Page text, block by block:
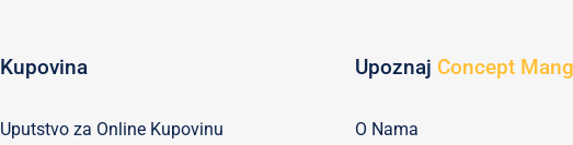
Kupovina
Uputstvo za Online Kupovinu
Upoznaj Concept
O Nama